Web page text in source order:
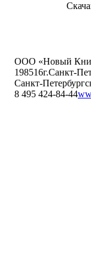
ООО «Новый
198516г.Санкт-
Санкт-
8 495 424-84-44